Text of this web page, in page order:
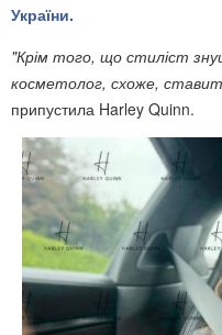
України.
"Крім того, що стиліст
косметолог, схоже,
припустила Harley Quinn.